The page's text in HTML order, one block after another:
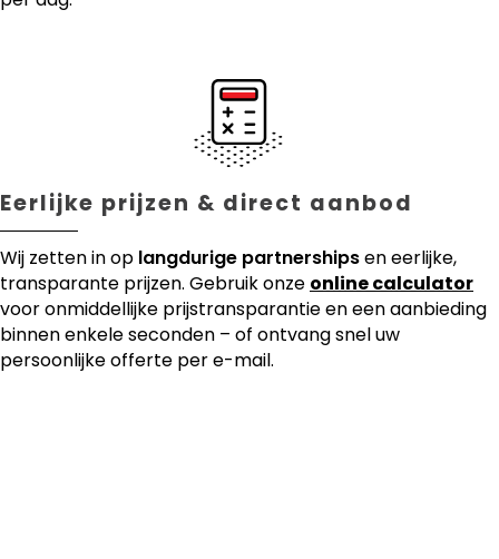
Eerlijke prijzen & direct aanbod
Wij zetten in op langdurige partnershipsen eerlijke,
transparante prijzen. Gebruik onze online calculator
voor onmiddellijke prijstransparantie en een aanbieding
binnen enkele seconden – of ontvang snel uw
persoonlijke offerte per e-mail.